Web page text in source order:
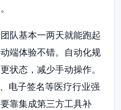
队基本一两天就能跑起
端体验不错。自动化规
状态，减少手动操作。
电子签名等医疗行业强
靠集成第三方工具补